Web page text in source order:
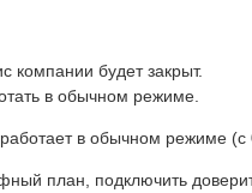
будет закрыт.
в обычном режиме.
в обычном режиме
план, подключить